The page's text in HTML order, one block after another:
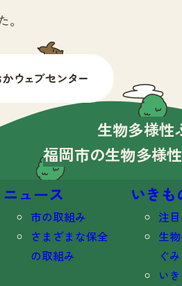
生物多様性
福岡市の生物多様
ニュース
市の取組み
さまざまな保全
の取組み
いきも
注
生
ぐみ
い